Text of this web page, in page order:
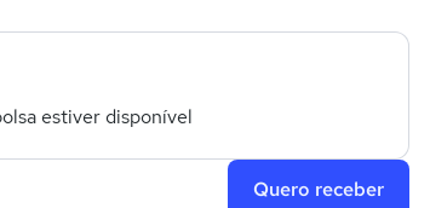
estiver disponível
Quero receber